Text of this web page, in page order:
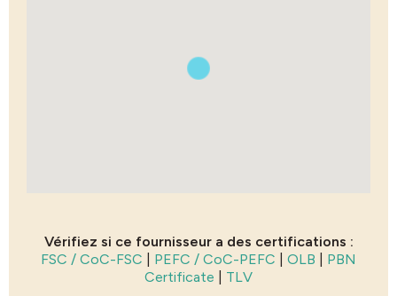
Vérifiez si ce fournisseur a des certifications :
FSC / CoC-FSC
PEFC / CoC-PEFC OLB
PBN
Certificate
TLV